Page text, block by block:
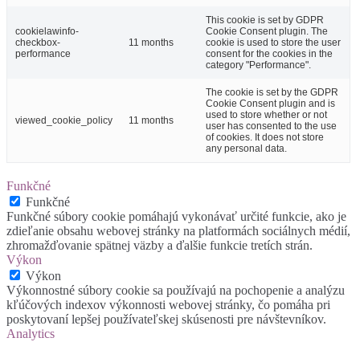
cookielawinfo-
checkbox-
performance
11 months
This cookie is set by GDPR
Cookie Consent plugin. The
cookie is used to store the user
consent for the cookies in the
category "Performance".
viewed_cookie_policy 11 months
The cookie is set by the GDPR
Cookie Consent plugin and is
used to store whether or not
user has consented to the use
of cookies. It does not store
any personal data.
Funkčné
Funkčné
Funkčné súbory cookie pomáhajú vykonávať určité funkcie, ako je
zdieľanie obsahu webovej stránky na platformách sociálnych médií,
zhromažďovanie spätnej väzby a ďalšie funkcie tretích strán.
Výkon
Výkon
Výkonnostné súbory cookie sa používajú na pochopenie a analýzu
kľúčových indexov výkonnosti webovej stránky, čo pomáha pri
poskytovaní lepšej používateľskej skúsenosti pre návštevníkov.
Analytics